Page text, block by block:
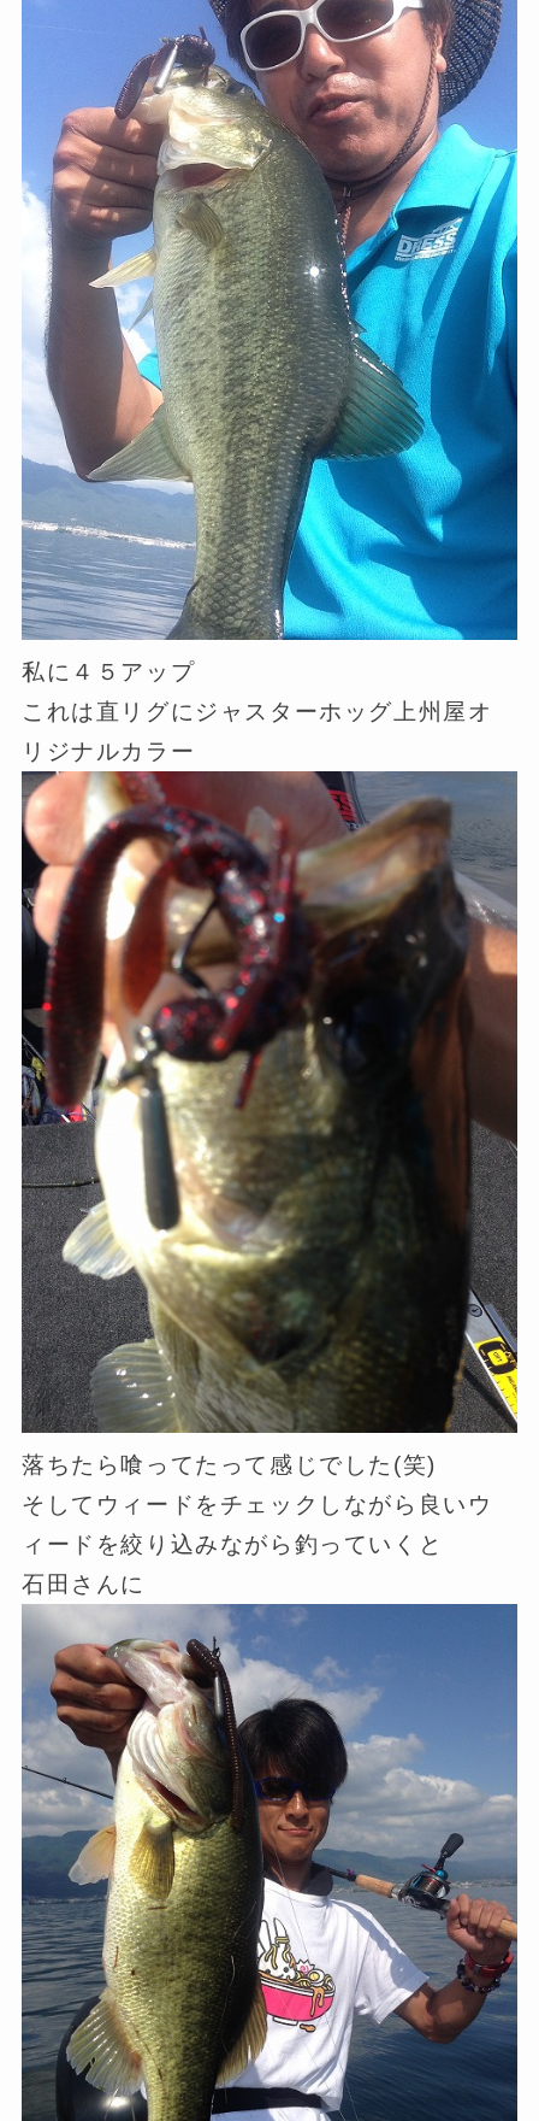
私に４５アップ
これは直リグにジャスターホッグ上州屋オ
リジナルカラー
落ちたら喰ってたって感じでした(笑)
そしてウィードをチェックしながら良いウ
ィードを絞り込みながら釣っていくと
石田さんに